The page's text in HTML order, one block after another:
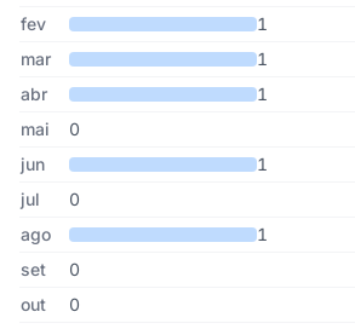
fev
1
mar
1
abr
1
mai
0
jun
1
jul
0
ago
1
set
0
out
0